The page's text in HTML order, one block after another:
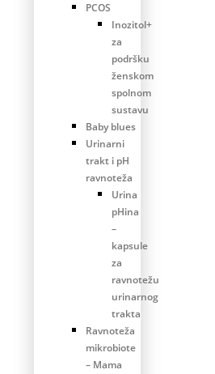
PCOS
Inozitol+
za
podršku
ženskom
spolnom
sustavu
Baby blues
Urinarni
trakt i pH
ravnoteža
Urina
pHina
–
kapsule
za
ravnotežu
urinarnog
trakta
Ravnoteža
mikrobiote
– Mama